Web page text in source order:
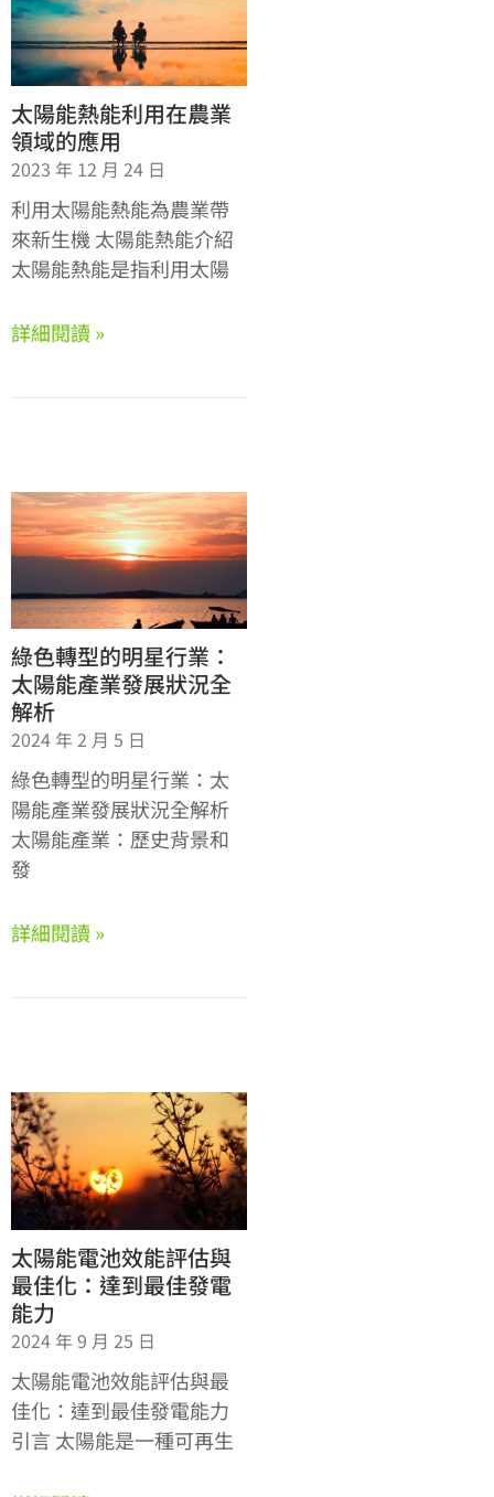
太陽能熱能利用在農業
領域的應用
2023 年 12 月 24 日
利用太陽能熱能為農業帶
來新生機 太陽能熱能介紹
太陽能熱能是指利用太陽
詳細閱讀 »
綠色轉型的明星行業：
太陽能產業發展狀況全
解析
2024 年 2 月 5 日
綠色轉型的明星行業：太
陽能產業發展狀況全解析
太陽能產業：歷史背景和
發
詳細閱讀 »
太陽能電池效能評估與
最佳化：達到最佳發電
能力
2024 年 9 月 25 日
太陽能電池效能評估與最
佳化：達到最佳發電能力
引言 太陽能是一種可再生